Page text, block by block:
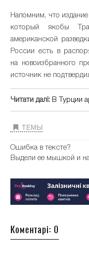
Напомним, что издание
который якобы
американской
России есть в
на новоизбранного
источник не
Читати далі: В Турции
ТЕМЫ
Ошибка в тексте?
Выдели ее мышкой и
Коментарі: 0